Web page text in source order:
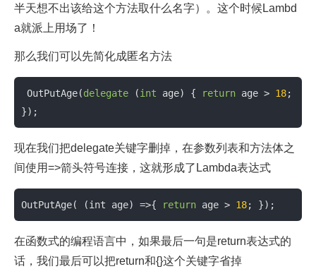
半天想不出该给这个方法取什么名字）。这个时候Lambd
a就派上用场了！
那么我们可以先简化成匿名方法
OutPutAge(delegate (int age) { return age > 18;
});
现在我们把delegate关键字删掉，在参数列表和方法体之
间使用=>箭头符号连接，这就形成了Lambda表达式
OutPutAge( (int age) =>{ return age > 18; }) ;
在函数式的编程语言中，如果最后一句是return表达式的
话，我们最后可以把return和{}这个关键字省掉